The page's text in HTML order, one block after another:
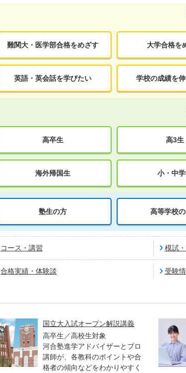
難関大・医学部合格をめざす 大学合格を
英語・英会話を学びたい 学校の成績を
高卒生 高3生
海外帰国生 小・中
塾生の方 高等学校
コース・講習 模試
合格実績・体験談 受験
国立大入試オープン解説講義
高卒生／高校生対象
河合塾進学アドバイザーとプロ
講師が、各教科のポイントや合
格者の傾向などをわかりやすく